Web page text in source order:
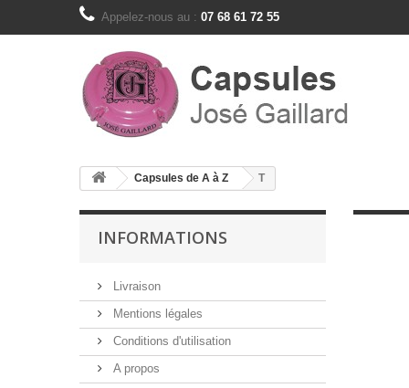
Appelez-nous au : 07 68 61 72 55
Capsules de A à Z T
INFORMATIONS
Livraison
Mentions légales
Conditions d'utilisation
A propos